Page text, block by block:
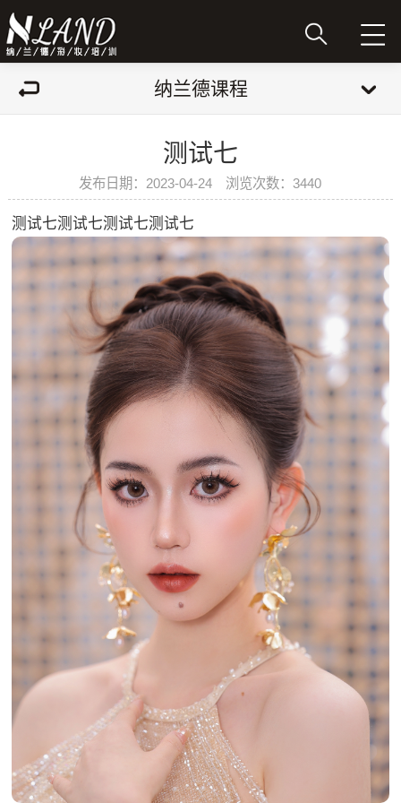
纳兰德课程
测试七
发布日期：2023-04-24 浏览次数：3440
测试七测试七测试七测试七